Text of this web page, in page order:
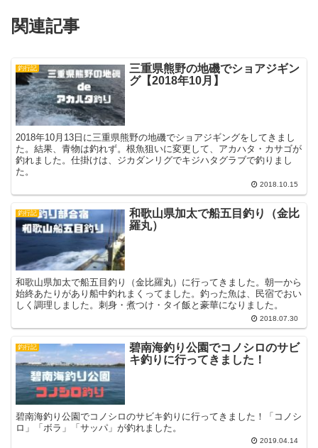
関連記事
釣行記
三重県熊野の地磯でショアジギン
グ【2018年10月】
2018年10月13日に三重県熊野の地磯でショアジギングをしてきまし
た。結果、青物は釣れず。根魚狙いに変更して、アカハタ・カサゴが
釣れました。仕掛けは、ジカダンリグでキジハタグラブで釣りまし
た。
2018.10.15
釣行記
和歌山県加太で船五目釣り（金比
羅丸）
和歌山県加太で船五目釣り（金比羅丸）に行ってきました。朝一から
始終あたりがあり船中釣れまくってました。釣った魚は、民宿でおい
しく調理しました。刺身・煮つけ・タイ飯と豪華になりました。
2018.07.30
釣行記
碧南海釣り公園でコノシロのサビ
キ釣りに行ってきました！
碧南海釣り公園でコノシロのサビキ釣りに行ってきました！「コノシ
ロ」「ボラ」「サッパ」が釣れました。
2019.04.14